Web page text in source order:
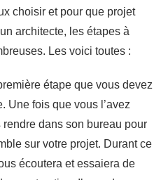
choisir et pour que projet
architecte, les étapes à
Les voici toutes :
étape que vous devez
Une fois que vous l’avez
dans son bureau pour
sur votre projet. Durant ce
écoutera et essaiera de